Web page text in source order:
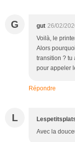
G gut 26/02/
Voilà, le
Alors
transition ? tu
pour appeler
Répondre
L
Avec la